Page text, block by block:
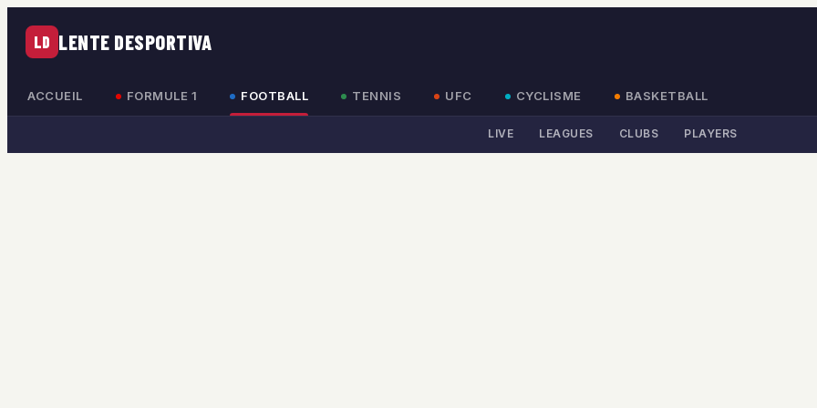
LD LENTE DESPORTIVA
ACCUEIL FORMULE 1 FOOTBALL TENNIS UFC CYCLISME BASKETBALL
LIVE LEAGUES CLUBS PLAYERS